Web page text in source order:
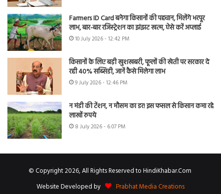
Farmers ID Card बनेगा किसानों की पहचान, मिलेंगे भरपूर
लाभ, बार-बार रजिस्ट्रेशन का झंझट खत्म, ऐसे करें अप्लाई
10 July 2026 - 12:42 PM
किसानों के लिए बड़ी खुशखबरी, फूलों की खेती पर सरकार दे
रही 40% सब्सिडी, जानें कैसे मिलेगा लाभ
9 July 2026 - 12:46 PM
न मंडी की टेंशन, न मौसम का डर! इस फसल से किसान कमा रहे
लाखों रुपये
8 July 2026 - 6:07 PM
© Copyright 2026, All Rights Reserved to HindiKhabar.Com
Website Developed by
Prabhat Media Creations